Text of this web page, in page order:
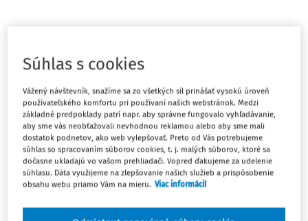
závislej činnosti
Sumy potrebné na výpočet daňovej povinnosti fyzickej
osoby sa upravujú v nadväznosti na zvýšenie sumy
životného minima alebo na zvýšenie sumy minimálnej
mzdy. Sumy životného minima a minimálnej mzdy na rok
2020 boli ustanovené nasledovne:
na základe opatrenia MPSVR č. 183/2019 Z. z. o úprave
súm životného minima je s účinnosťou od 1. júla 2019
Súhlas s cookies
Vážený návštevník, snažíme sa zo všetkých síl prinášať vysokú úroveň
používateľského komfortu pri používaní našich webstránok. Medzi
základné predpoklady patrí napr. aby správne fungovalo vyhľadávanie,
aby sme vás neobťažovali nevhodnou reklamou alebo aby sme mali
dostatok podnetov, ako web vylepšovať. Preto od Vás potrebujeme
súhlas so spracovaním súborov cookies, t. j. malých súborov, ktoré sa
dočasne ukladajú vo vašom prehliadači. Vopred ďakujeme za udelenie
súhlasu. Dáta využijeme na zlepšovanie našich služieb a prispôsobenie
obsahu webu priamo Vám na mieru. Viac informácií